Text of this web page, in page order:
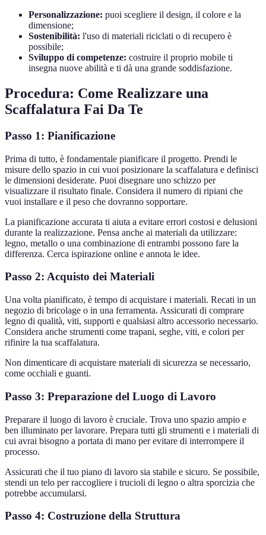
Personalizzazione: puoi scegliere il design, il colore e la
dimensione;
Sostenibilità: l'uso di materiali riciclati o di recupero è
possibile;
Sviluppo di competenze: costruire il proprio mobile ti
insegna nuove abilità e ti dà una grande soddisfazione.
Procedura: Come Realizzare una
Scaffalatura Fai Da Te
Passo 1: Pianificazione
Prima di tutto, è fondamentale pianificare il progetto. Prendi le
misure dello spazio in cui vuoi posizionare la scaffalatura e definisci
le dimensioni desiderate. Puoi disegnare uno schizzo per
visualizzare il risultato finale. Considera il numero di ripiani che
vuoi installare e il peso che dovranno sopportare.
La pianificazione accurata ti aiuta a evitare errori costosi e delusioni
durante la realizzazione. Pensa anche ai materiali da utilizzare:
legno, metallo o una combinazione di entrambi possono fare la
differenza. Cerca ispirazione online e annota le idee.
Passo 2: Acquisto dei Materiali
Una volta pianificato, è tempo di acquistare i materiali. Recati in un
negozio di bricolage o in una ferramenta. Assicurati di comprare
legno di qualità, viti, supporti e qualsiasi altro accessorio necessario.
Considera anche strumenti come trapani, seghe, viti, e colori per
rifinire la tua scaffalatura.
Non dimenticare di acquistare materiali di sicurezza se necessario,
come occhiali e guanti.
Passo 3: Preparazione del Luogo di Lavoro
Preparare il luogo di lavoro è cruciale. Trova uno spazio ampio e
ben illuminato per lavorare. Prepara tutti gli strumenti e i materiali di
cui avrai bisogno a portata di mano per evitare di interrompere il
processo.
Assicurati che il tuo piano di lavoro sia stabile e sicuro. Se possibile,
stendi un telo per raccogliere i trucioli di legno o altra sporcizia che
potrebbe accumularsi.
Passo 4: Costruzione della Struttura